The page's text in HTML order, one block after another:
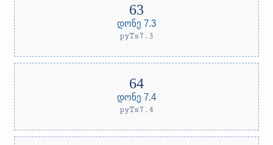
დონე 7.3
pyTs7.3
დონე 7.4
pyTs7.4